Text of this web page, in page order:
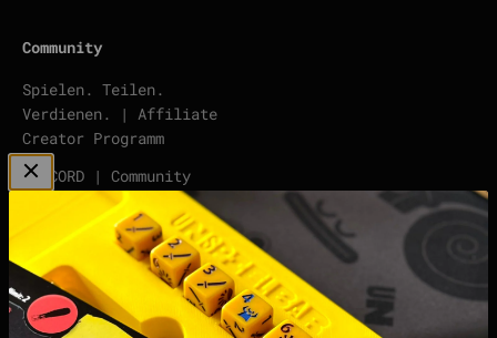
Community
Spielen. Teilen.
Verdienen. | Affiliate
Creator Programm
DISCORD | Community
points | Score Tracker
Podcast
Impressum